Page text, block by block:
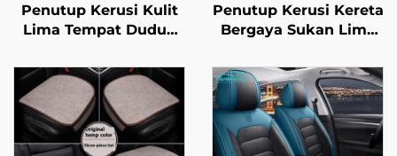
Penutup Kerusi Kulit
Lima Tempat Duduk
Tinggi Amazon Musim
Panas Setempat
Empat Musim Untuk
Perniagaan Lintas
Sempadan
Penutup Kerusi Kereta
Bergaya Sukan Lima
Universal Tidak
Terpeleset Tanpa Tali
Pengikat Set Tiga
Keping Ciri
Pengudaraan Urut